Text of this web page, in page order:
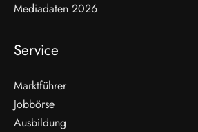
Mediadaten 2026
Service
Marktführer
Jobbörse
Ausbildung